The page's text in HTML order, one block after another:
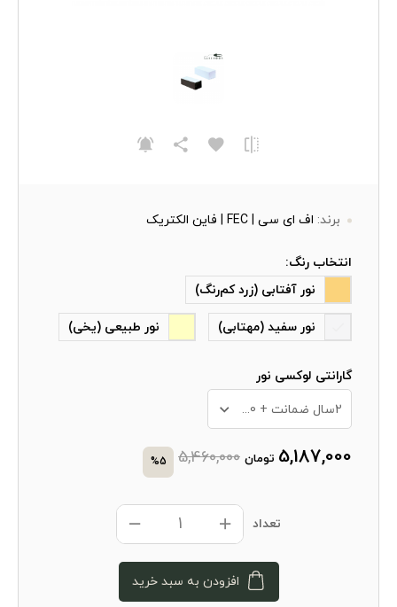
برند: اف ای سی | FEC | فاین الکتریک
انتخاب رنگ:
نور آفتابی (زرد کم‌رنگ)
نور سفید (مهتابی) نور طبیعی (یخی)
گارانتی لوکسی نور
2سال ضمانت + 10 سال خدمات پس از فروش
5,187,000 تومان 5,460,000
%5
تعداد
افزودن به سبد خرید